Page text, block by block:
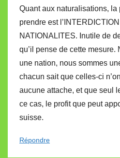
Quant aux naturalisations, la
prendre est
NATIONALITES. Inutile de
qu’il pense de cette mesure.
une nation, nous sommes
chacun sait que celles-ci
aucune attache, et que seul
ce cas, le profit que peut
suisse.
Répondre